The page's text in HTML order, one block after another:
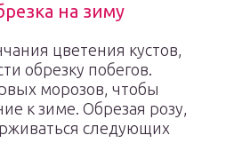
на зиму
цветения кустов,
обрезку побегов.
морозов, чтобы
к зиме. Обрезая розу,
следующих